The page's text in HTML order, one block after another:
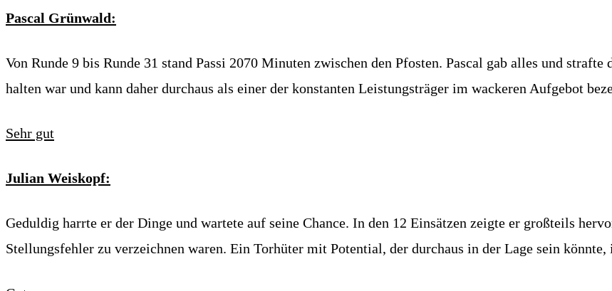
Pascal Grünwald:
Von Runde 9 bis Runde 31 stand Passi 2070 Minuten zwischen den Pfosten. Pascal gab alles und
halten war und kann daher durchaus als einer der konstanten Leistungsträger im wackeren Aufgebot
Sehr gut
Julian Weiskopf:
Geduldig harrte er der Dinge und wartete auf seine Chance. In den 12 Einsätzen zeigte er großteils
Stellungsfehler zu verzeichnen waren. Ein Torhüter mit Potential, der durchaus in der Lage sein